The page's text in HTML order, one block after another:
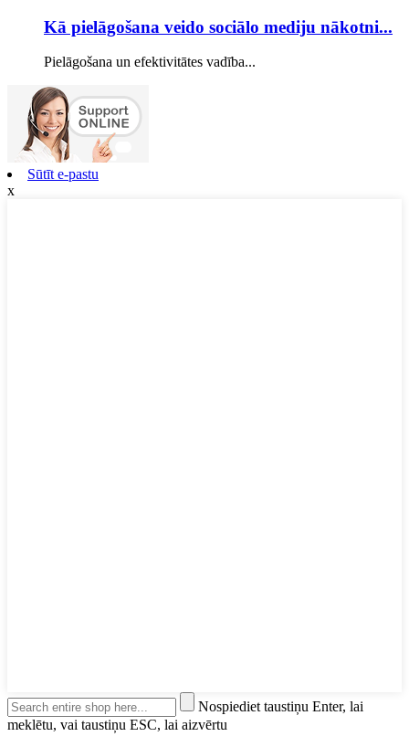
Kā pielāgošana veido sociālo mediju nākotni...
Pielāgošana un efektivitātes vadība...
Sūtīt e-pastu
x
Nospiediet taustiņu Enter, lai
meklētu, vai taustiņu ESC, lai aizvērtu